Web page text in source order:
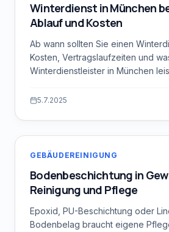
Winterdienst in München
Ablauf und Kosten
Ab wann sollten Sie einen
Kosten, Vertragslaufzeiten und
Winterdienstleister in München
5.7.2025
GEBÄUDEREINIGUNG
Bodenbeschichtung in
Reinigung und Pflege
Epoxid, PU-Beschichtung oder
Bodenbelag braucht eigene